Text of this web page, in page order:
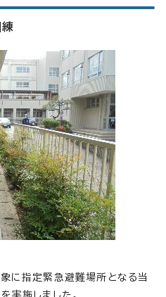
に指定緊急避難場所となる当